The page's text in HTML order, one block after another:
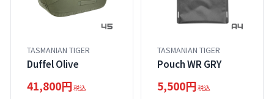
TASMANIAN TIGER
Duffel Olive
41,800円税込
TASMANIAN TIGER
Pouch WR GRY
5,500円税込